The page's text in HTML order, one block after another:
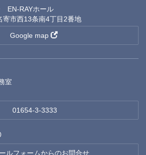
EN-RAYホール
市西13条南4丁目2番地
Google map
室
01654-3-3333
ルフォームからのお問合せ